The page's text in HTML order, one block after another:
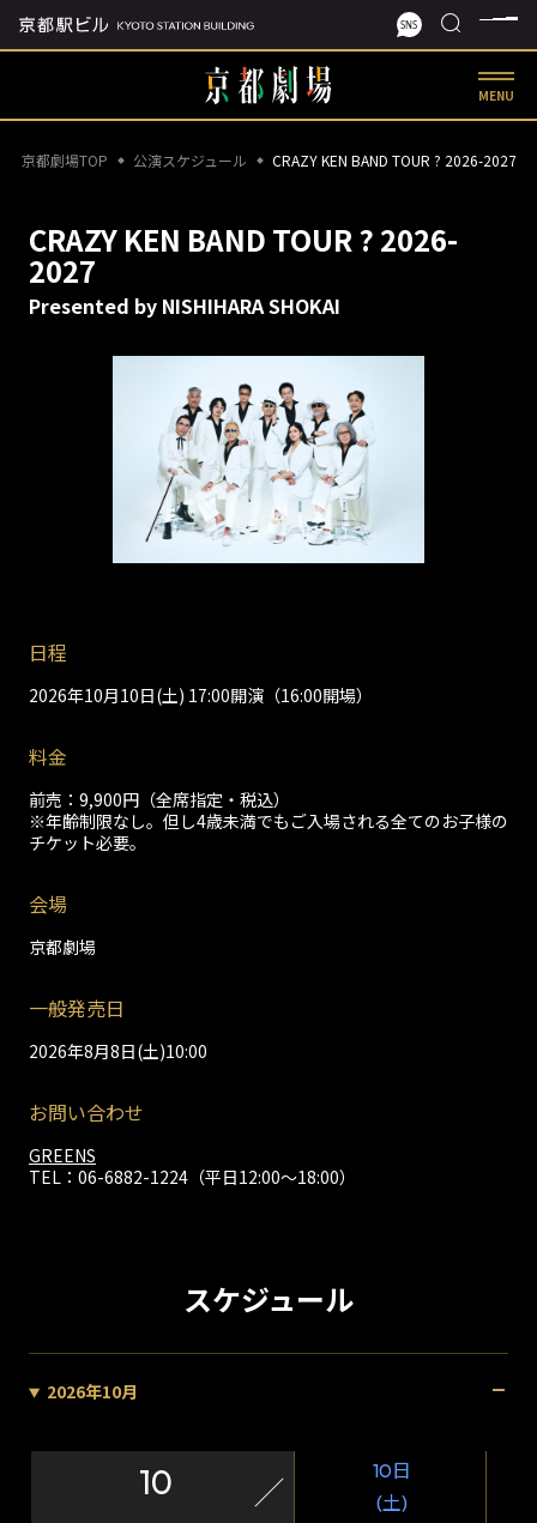
MENU
京都劇場TOP 公演スケジュール CRAZY KEN BAND TOUR ? 2026-2027
CRAZY KEN BAND TOUR ? 2026-
2027
Presented by NISHIHARA SHOKAI
日程
2026年10月10日(土) 17:00開演（16:00開場）
料金
前売：9,900円（全席指定・税込）
※年齢制限なし。但し4歳未満でもご入場される全てのお子様の
チケット必要。
会場
京都劇場
一般発売日
2026年8月8日(土)10:00
お問い合わせ
GREENS
TEL：06-6882-1224（平日12:00～18:00）
スケジュール
2026年10月
10
10日
(土)